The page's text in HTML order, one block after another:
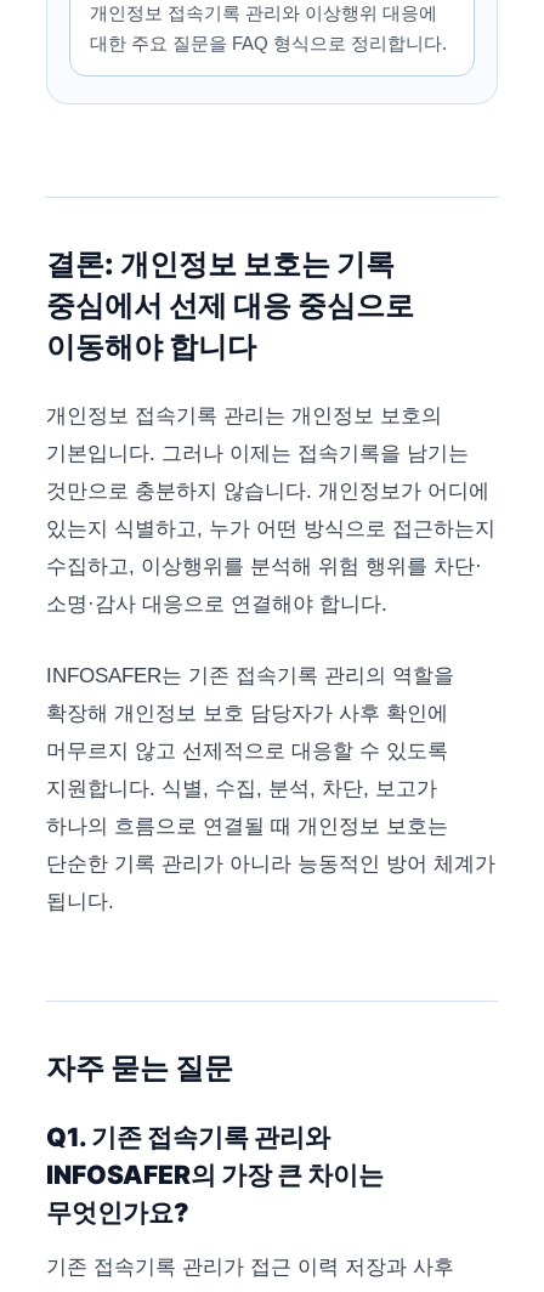
개인정보 접속기록 관리와 이상행위 대응에
대한 주요 질문을 FAQ 형식으로 정리합니다.
결론: 개인정보 보호는 기록
중심에서 선제 대응 중심으로
이동해야 합니다
개인정보 접속기록 관리는 개인정보 보호의
기본입니다. 그러나 이제는 접속기록을 남기는
것만으로 충분하지 않습니다. 개인정보가 어디에
있는지 식별하고, 누가 어떤 방식으로 접근하는지
수집하고, 이상행위를 분석해 위험 행위를 차단·
소명·감사 대응으로 연결해야 합니다.
INFOSAFER는 기존 접속기록 관리의 역할을
확장해 개인정보 보호 담당자가 사후 확인에
머무르지 않고 선제적으로 대응할 수 있도록
지원합니다. 식별, 수집, 분석, 차단, 보고가
하나의 흐름으로 연결될 때 개인정보 보호는
단순한 기록 관리가 아니라 능동적인 방어 체계가
됩니다.
자주 묻는 질문
Q1. 기존 접속기록 관리와
INFOSAFER의 가장 큰 차이는
무엇인가요?
기존 접속기록 관리가 접근 이력 저장과 사후